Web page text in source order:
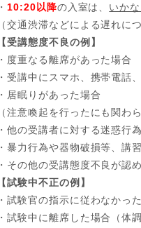
・ 10:20以降の入室は、 いか
（交通渋滞などによる遅れに
【受講態度不良の例】
・度重なる離席があった場合
・受講中にスマホ、携帯電話
・居眠りがあった場合
（注意喚起を行ったにも関わ
・他の受講者に対する迷惑行
・暴力行為や器物破損等、講
・その他の受講態度不良が認
【試験中不正の例】
・試験官の指示に従わなかっ
・試験中に離席した場合（体